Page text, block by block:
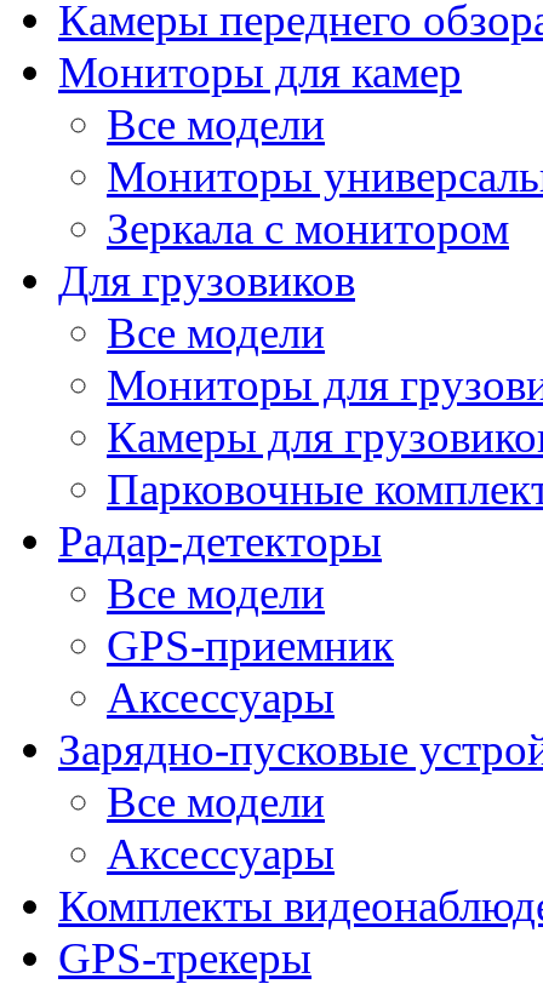
Камеры переднего
Мониторы для камер
Все модели
Мониторы
Зеркала с монитором
Для грузовиков
Все модели
Мониторы для
Камеры для
Парковочные
Радар-детекторы
Все модели
GPS-приемник
Аксессуары
Зарядно-пусковые
Все модели
Аксессуары
Комплекты
GPS-трекеры